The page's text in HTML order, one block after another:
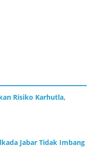
Risiko Karhutla,
Jabar Tidak Imbang